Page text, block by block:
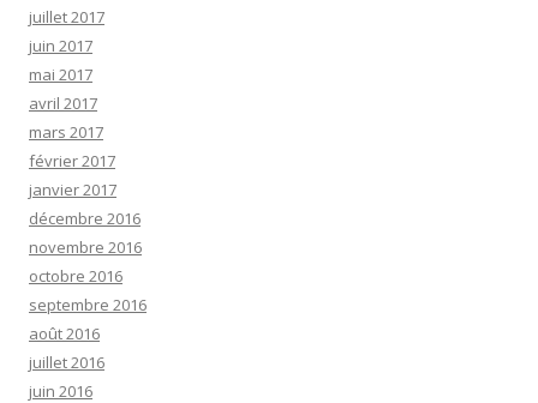
juillet 2017
juin 2017
mai 2017
avril 2017
mars 2017
février 2017
janvier 2017
décembre 2016
novembre 2016
octobre 2016
septembre 2016
août 2016
juillet 2016
juin 2016